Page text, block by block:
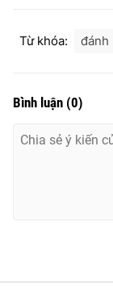
Cơ quan chủ
cấp ngày 29/12/
Phó Tổng Biên
Từ khóa: đánh
Bình luận (0)